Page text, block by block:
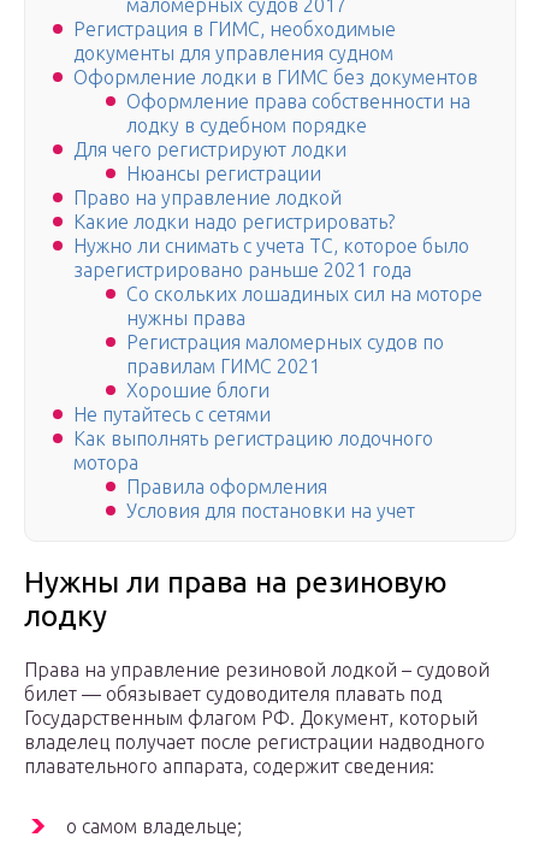
маломерных судов 2017
Регистрация в ГИМС, необходимые
документы для управления судном
Оформление лодки в ГИМС без документов
Оформление права собственности на
лодку в судебном порядке
Для чего регистрируют лодки
Нюансы регистрации
Право на управление лодкой
Какие лодки надо регистрировать?
Нужно ли снимать с учета ТС, которое было
зарегистрировано раньше 2021 года
Со скольких лошадиных сил на моторе
нужны права
Регистрация маломерных судов по
правилам ГИМС 2021
Хорошие блоги
Не путайтесь с сетями
Как выполнять регистрацию лодочного
мотора
Правила оформления
Условия для постановки на учет
Нужны ли права на резиновую
лодку
Права на управление резиновой лодкой – судовой
билет — обязывает судоводителя плавать под
Государственным флагом РФ. Документ, который
владелец получает после регистрации надводного
плавательного аппарата, содержит сведения:
о самом владельце;